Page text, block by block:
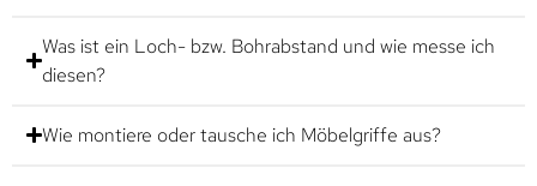
Was ist ein Loch- bzw. Bohrabstand und wie messe ich
diesen?
Wie montiere oder tausche ich Möbelgriffe aus?